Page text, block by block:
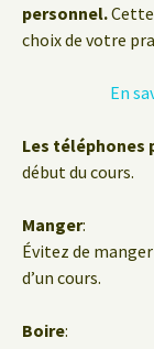
personnel.
choix de votre
En
Les téléphones
début du cours.
Manger:
Évitez de
d’un cours.
Boire: